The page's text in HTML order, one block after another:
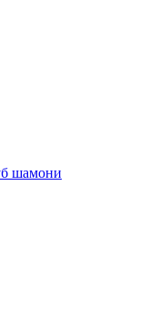
шамони